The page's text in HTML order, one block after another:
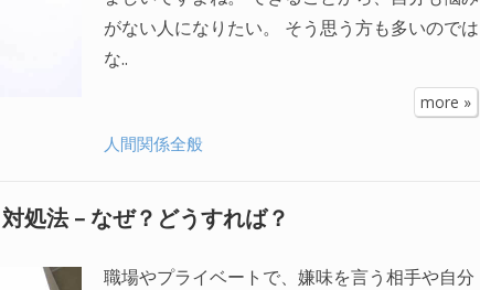
がない人になりたい。 そう思う方も多いのでは
な..
more »
人間関係全般
処法 – なぜ？どうすれば？
職場やプライベートで、嫌味を言う相手や自分